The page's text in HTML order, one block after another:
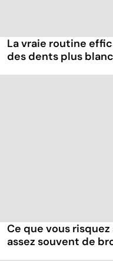
La vraie routine
des dents plus
Ce que vous
assez souvent de